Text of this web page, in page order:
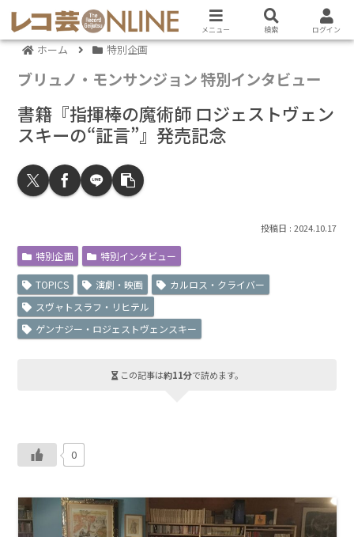
ホーム 特別企画
ブリュノ・モンサンジョン 特別インタビュー
書籍『指揮棒の魔術師 ロジェストヴェン
スキーの“証言”』発売記念
2024.10.17
特別企画 特別インタビュー
TOPICS 演劇・映画
カルロス・クライバー
スヴャトスラフ・リヒテル
ゲンナジー・ロジェストヴェンスキー
この記事は約11分で読めます。
0
メニュー 検索 ログイン